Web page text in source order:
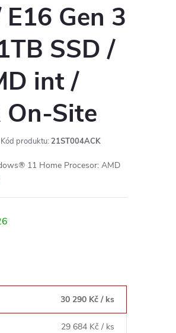
Gen 3
SSD /
int /
Site
Kód produktu: 21ST004ACK
11 Home Procesor: AMD
30 290 Kč / ks
29 684 Kč / ks